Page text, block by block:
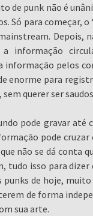
de punk não é
Só para começar,
Depois,
informação
pelos
enorme para
querer ser
pode gravar até
pode cruzar
não se dá conta
tudo isso para
punks de hoje,
de forma
sua arte.